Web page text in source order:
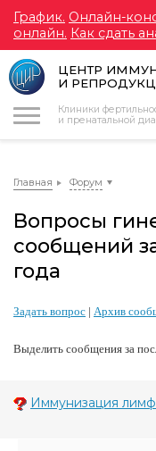
График. Онлайн-
онлайн. Как сдать
ЦЕНТР
И
Клиники
и пренатальной
Главная Форум
Вопросы
сообщений
года
Задать вопрос | Архив
Выделить сообщения за
Иммунизация